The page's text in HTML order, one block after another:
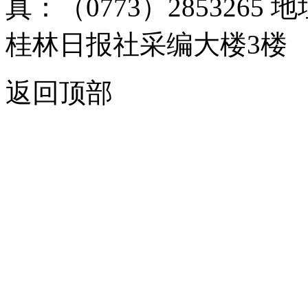
真：（0773）2853265
桂林日报社采编大楼3楼
返回顶部